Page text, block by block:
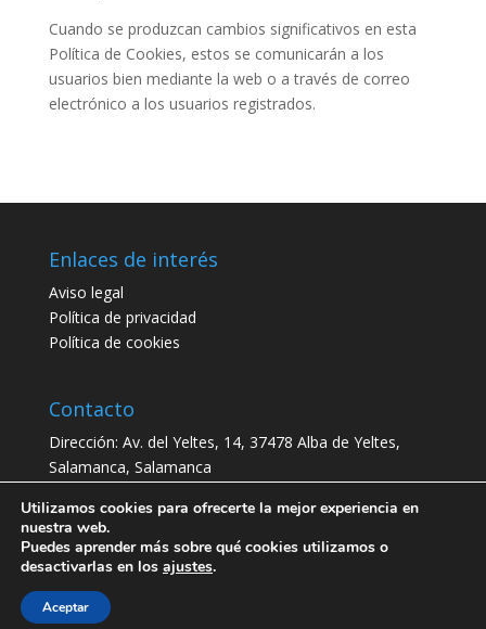
Cuando se produzcan cambios significativos en esta
Política de Cookies, estos se comunicarán a los
usuarios bien mediante la web o a través de correo
electrónico a los usuarios registrados.
Enlaces de interés
Aviso legal
Política de privacidad
Política de cookies
Contacto
Dirección: Av. del Yeltes, 14, 37478 Alba de Yeltes,
Salamanca, Salamanca
CIF: P3700900H
Utilizamos cookies para ofrecerte la mejor experiencia en
nuestra web.
Puedes aprender más sobre qué cookies utilizamos o
desactivarlas en los ajustes.
Aceptar